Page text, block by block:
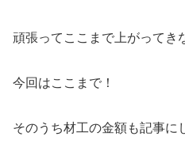
頑張ってここまで上がってき
今回はここまで！
そのうち材工の金額も記事に